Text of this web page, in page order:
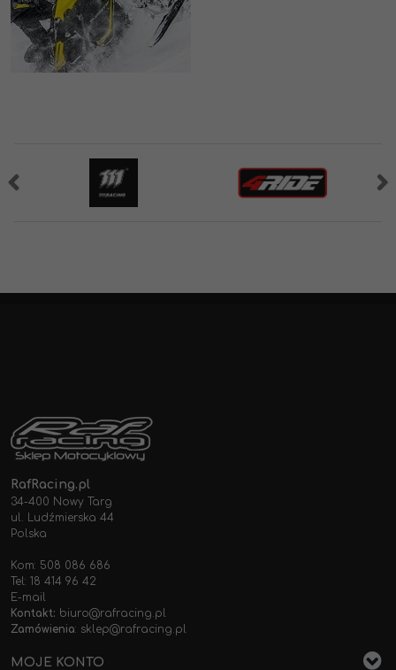
RafRacing.pl
34-400 Nowy Targ
ul. Ludźmierska 44
Polska
Kom: 508 086 686
Tel: 18 414 96 42
E-mail
Kontakt: biuro@rafracing.pl
Zamówienia: sklep@rafracing.pl
MOJE KONTO